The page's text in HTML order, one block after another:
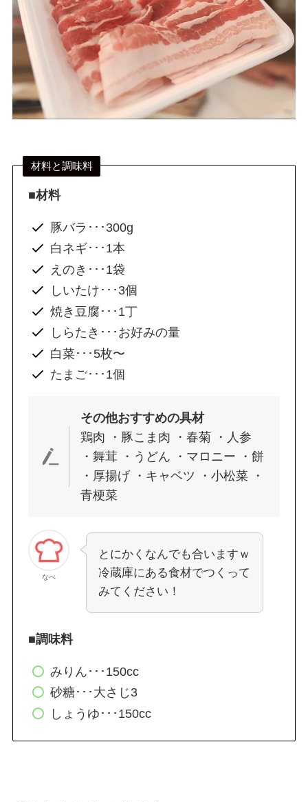
材料と調味料
■材料
豚バラ･･･300g
白ネギ･･･1本
えのき･･･1袋
しいたけ･･･3個
焼き豆腐･･･1丁
しらたき･･･お好みの量
白菜･･･5枚〜
たまご･･･1個
その他おすすめの具材
鶏肉 ・豚こま肉 ・春菊 ・人参
・舞茸 ・うどん ・マロニー ・餅
・厚揚げ ・キャベツ ・小松菜 ・
青梗菜
なべ
とにかくなんでも合いますｗ
冷蔵庫にある食材でつくって
みてください！
■調味料
みりん･･･150cc
砂糖･･･大さじ3
しょうゆ･･･150cc